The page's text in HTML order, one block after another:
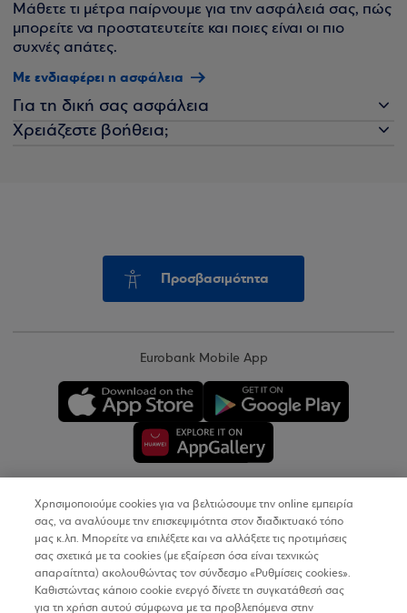
Μάθετε τι μέτρα παίρνουμε για την ασφάλειά σας, πώς
μπορείτε να προστατευτείτε και ποιες είναι οι πιο
συχνές απάτες.
Με ενδιαφέρει η ασφάλεια
Για τη δική σας ασφάλεια
Χρειάζεστε βοήθεια;
Προσβασιμότητα
Eurobank Mobile App
Copyright © 2026
Όροι Χρήσης
Προσωπικά Δεδομένα στον Διαδικτυακό Τόπο
Χρησιμοποιούμε cookies για να βελτιώσουμε την online εμπειρία
σας, να αναλύουμε την επισκεψιμότητα στον διαδικτυακό τόπο
μας κ.λπ. Μπορείτε να επιλέξετε και να αλλάξετε τις προτιμήσεις
σας σχετικά με τα cookies (με εξαίρεση όσα είναι τεχνικώς
απαραίτητα) ακολουθώντας τον σύνδεσμο «Ρυθμίσεις cookies».
Καθιστώντας κάποιο cookie ενεργό δίνετε τη συγκατάθεσή σας
για τη χρήση αυτού σύμφωνα με τα προβλεπόμενα στην